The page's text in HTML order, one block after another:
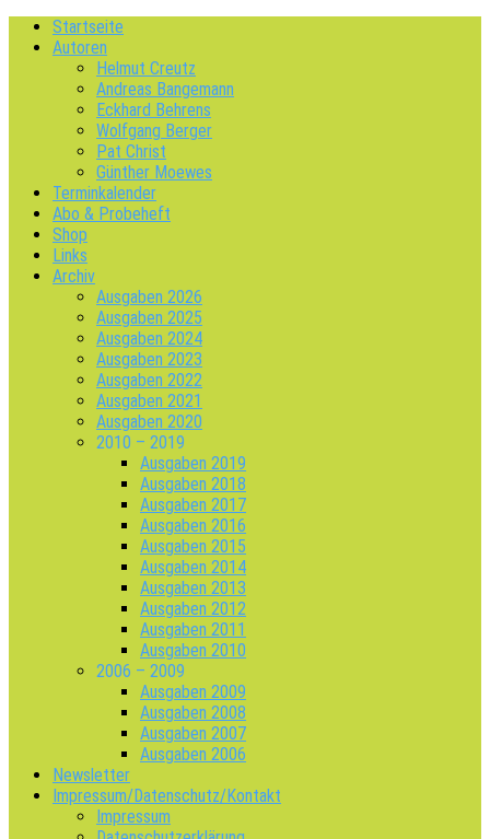
Startseite
Autoren
Helmut Creutz
Andreas Bangemann
Eckhard Behrens
Wolfgang Berger
Pat Christ
Günther Moewes
Terminkalender
Abo & Probeheft
Shop
Links
Archiv
Ausgaben 2026
Ausgaben 2025
Ausgaben 2024
Ausgaben 2023
Ausgaben 2022
Ausgaben 2021
Ausgaben 2020
2010 – 2019
Ausgaben 2019
Ausgaben 2018
Ausgaben 2017
Ausgaben 2016
Ausgaben 2015
Ausgaben 2014
Ausgaben 2013
Ausgaben 2012
Ausgaben 2011
Ausgaben 2010
2006 – 2009
Ausgaben 2009
Ausgaben 2008
Ausgaben 2007
Ausgaben 2006
Newsletter
Impressum/Datenschutz/Kontakt
Impressum